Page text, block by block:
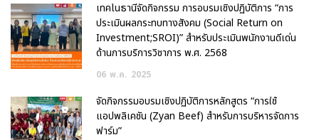
เทคโนธานีจัดกิจกรรม การอบรมเชิงปฏิบัติการ “การ
ประเมินผลกระทบทางสังคม (Social Return on
Investment;SROI)” สำหรับประเมินพนักงานดีเด่น
ด้านการบริการวิชาการ พ.ศ. 2568
06 พ.ค. 2025
จัดกิจกรรมอบรมเชิงปฏิบัติการหลักสูตร “การใช้
แอปพลิเคชัน (Zyan Beef) สำหรับการบริหารจัดการ
ฟาร์ม”